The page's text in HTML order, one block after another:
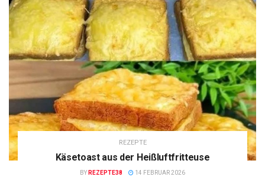
REZEPTE
Käsetoast aus der Heißluftfritteuse
BY REZEPTE38 14 FEBRUAR 2026